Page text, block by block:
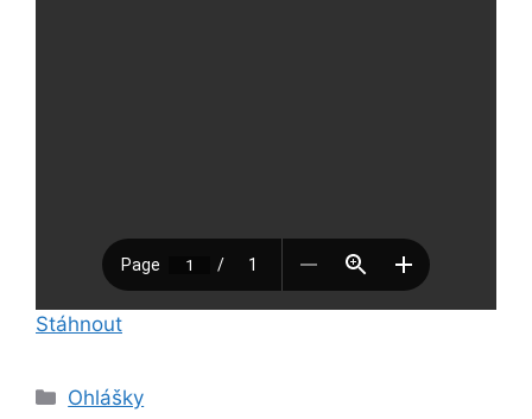
Stáhnout
Rubriky
Ohlášky